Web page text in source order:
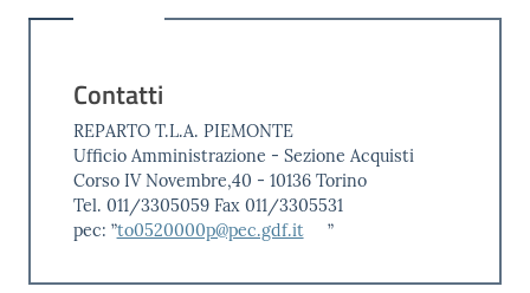
Contatti
REPARTO T.L.A. PIEMONTE
Ufficio Amministrazione - Sezione Acquisti
Corso IV Novembre,40 - 10136 Torino
Tel. 011/3305059 Fax 011/3305531
pec: ”to0520000p@pec.gdf.it ”